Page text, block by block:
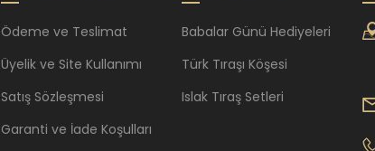
Ödeme ve Teslimat
Üyelik ve Site Kullanımı
Satış Sözleşmesi
Garanti ve İade Koşulları
Babalar Günü Hediyeleri
Türk Tıraşı Köşesi
Islak Tıraş Setleri